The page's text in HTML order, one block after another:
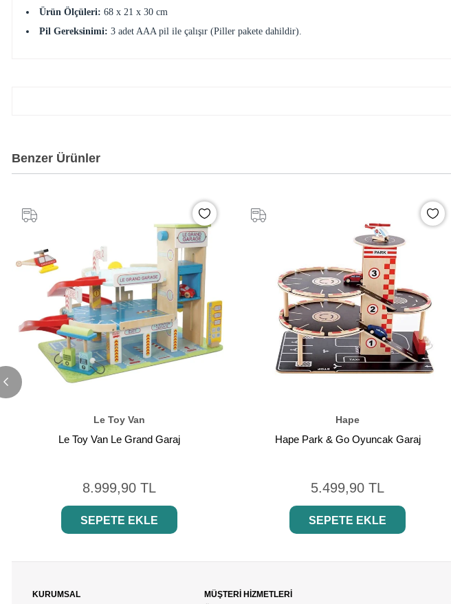
Ürün Ölçüleri: 68 x 21 x 30 cm
Pil Gereksinimi: 3 adet AAA pil ile çalışır (Piller pakete dahildir).
Benzer Ürünler
Le Toy Van
Le Toy Van Le Grand Garaj
8.999,90 TL
SEPETE EKLE
Hape
Hape Park & Go Oyuncak Garaj
5.499,90 TL
SEPETE EKLE
KURUMSAL MÜŞTERİ HİZMETLERİ